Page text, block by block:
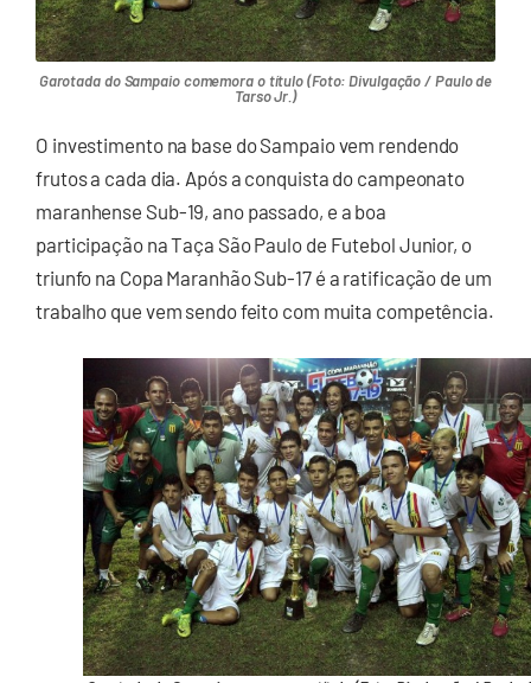
Garotada do Sampaio comemora o título (Foto: Divulgação / Paulo de
Tarso Jr.)
O investimento na base do Sampaio vem rendendo
frutos a cada dia. Após a conquista do campeonato
maranhense Sub-19, ano passado, e a boa
participação na Taça São Paulo de Futebol Junior, o
triunfo na Copa Maranhão Sub-17 é a ratificação de um
trabalho que vem sendo feito com muita competência.